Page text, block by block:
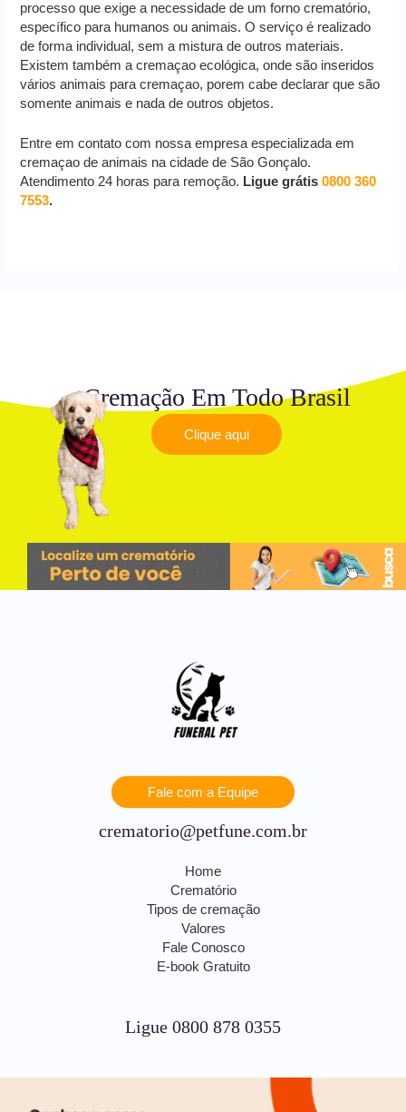
processo que exige a necessidade de um forno crematório,
específico para humanos ou animais. O serviço é realizado
de forma individual, sem a mistura de outros materiais.
Existem também a cremaçao ecológica, onde são inseridos
vários animais para cremaçao, porem cabe declarar que são
somente animais e nada de outros objetos.
Entre em contato com nossa empresa especializada em
cremaçao de animais na cidade de São Gonçalo.
Atendimento 24 horas para remoção. Ligue grátis0800 360
7553.
Cremação Em Todo Brasil
Clique aqui
Fale com a Equipe
crematorio@petfune.com.br
Home
Crematório
Tipos de cremação
Valores
Fale Conosco
E-book Gratuito
Ligue 0800 878 0355